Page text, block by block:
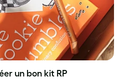
un bon kit RP